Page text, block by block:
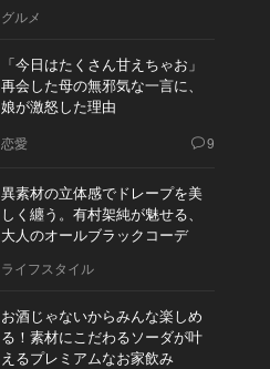
グルメ
「今日はたくさん甘えちゃお」
再会した母の無邪気な一言に、
娘が激怒した理由
恋愛 9
異素材の立体感でドレープを美
しく纏う。有村架純が魅せる、
大人のオールブラックコーデ
ライフスタイル
お酒じゃないからみんな楽しめ
る！素材にこだわるソーダが叶
えるプレミアムなお家飲み